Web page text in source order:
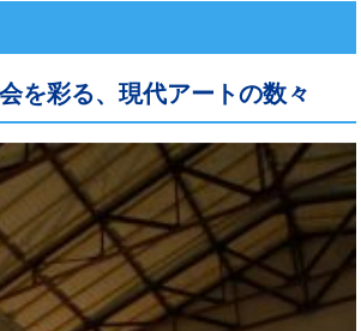
を彩る、現代アートの数々